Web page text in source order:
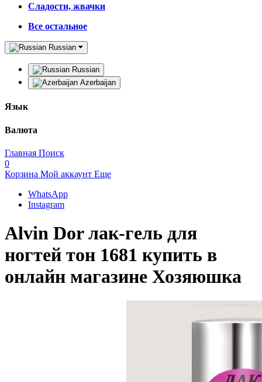
Сладости, жвачки
Все остальное
Russian
Russian
Azerbaijan
Язык
Валюта
Главная Поиск
0
Корзина Мой аккаунт Еще
WhatsApp
Instagram
Alvin Dor лак-гель для
ногтей тон 1681 купить в
онлайн магазине Хозяюшка